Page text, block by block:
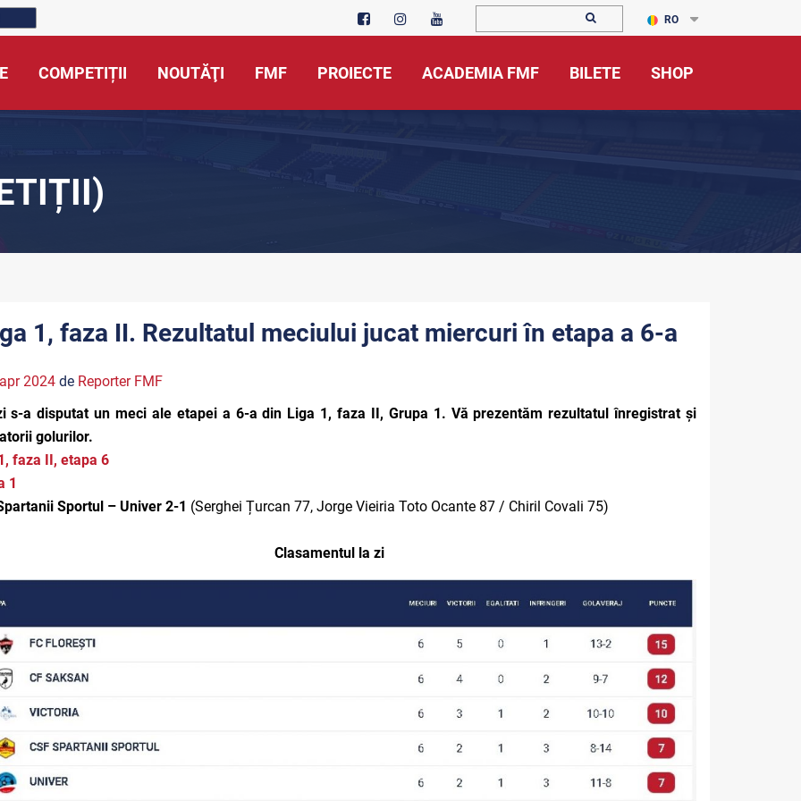
RO
COMPETIȚII NOUTĂŢI FMF PROIECTE ACADEMIA FMF BILETE SHOP
1, faza II. Rezultatul meciului jucat miercuri în etapa a 6-a
2024de Reporter FMF
s-a disputat un meci ale etapei a 6-a din Liga 1, faza II, Grupa 1. Vă prezentăm rezultatul înregistrat și
golurilor.
faza II, etapa 6
1
Sportul – Univer 2-1 (Serghei Țurcan 77, Jorge Vieiria Toto Ocante 87 / Chiril Covali 75)
Clasamentul la zi